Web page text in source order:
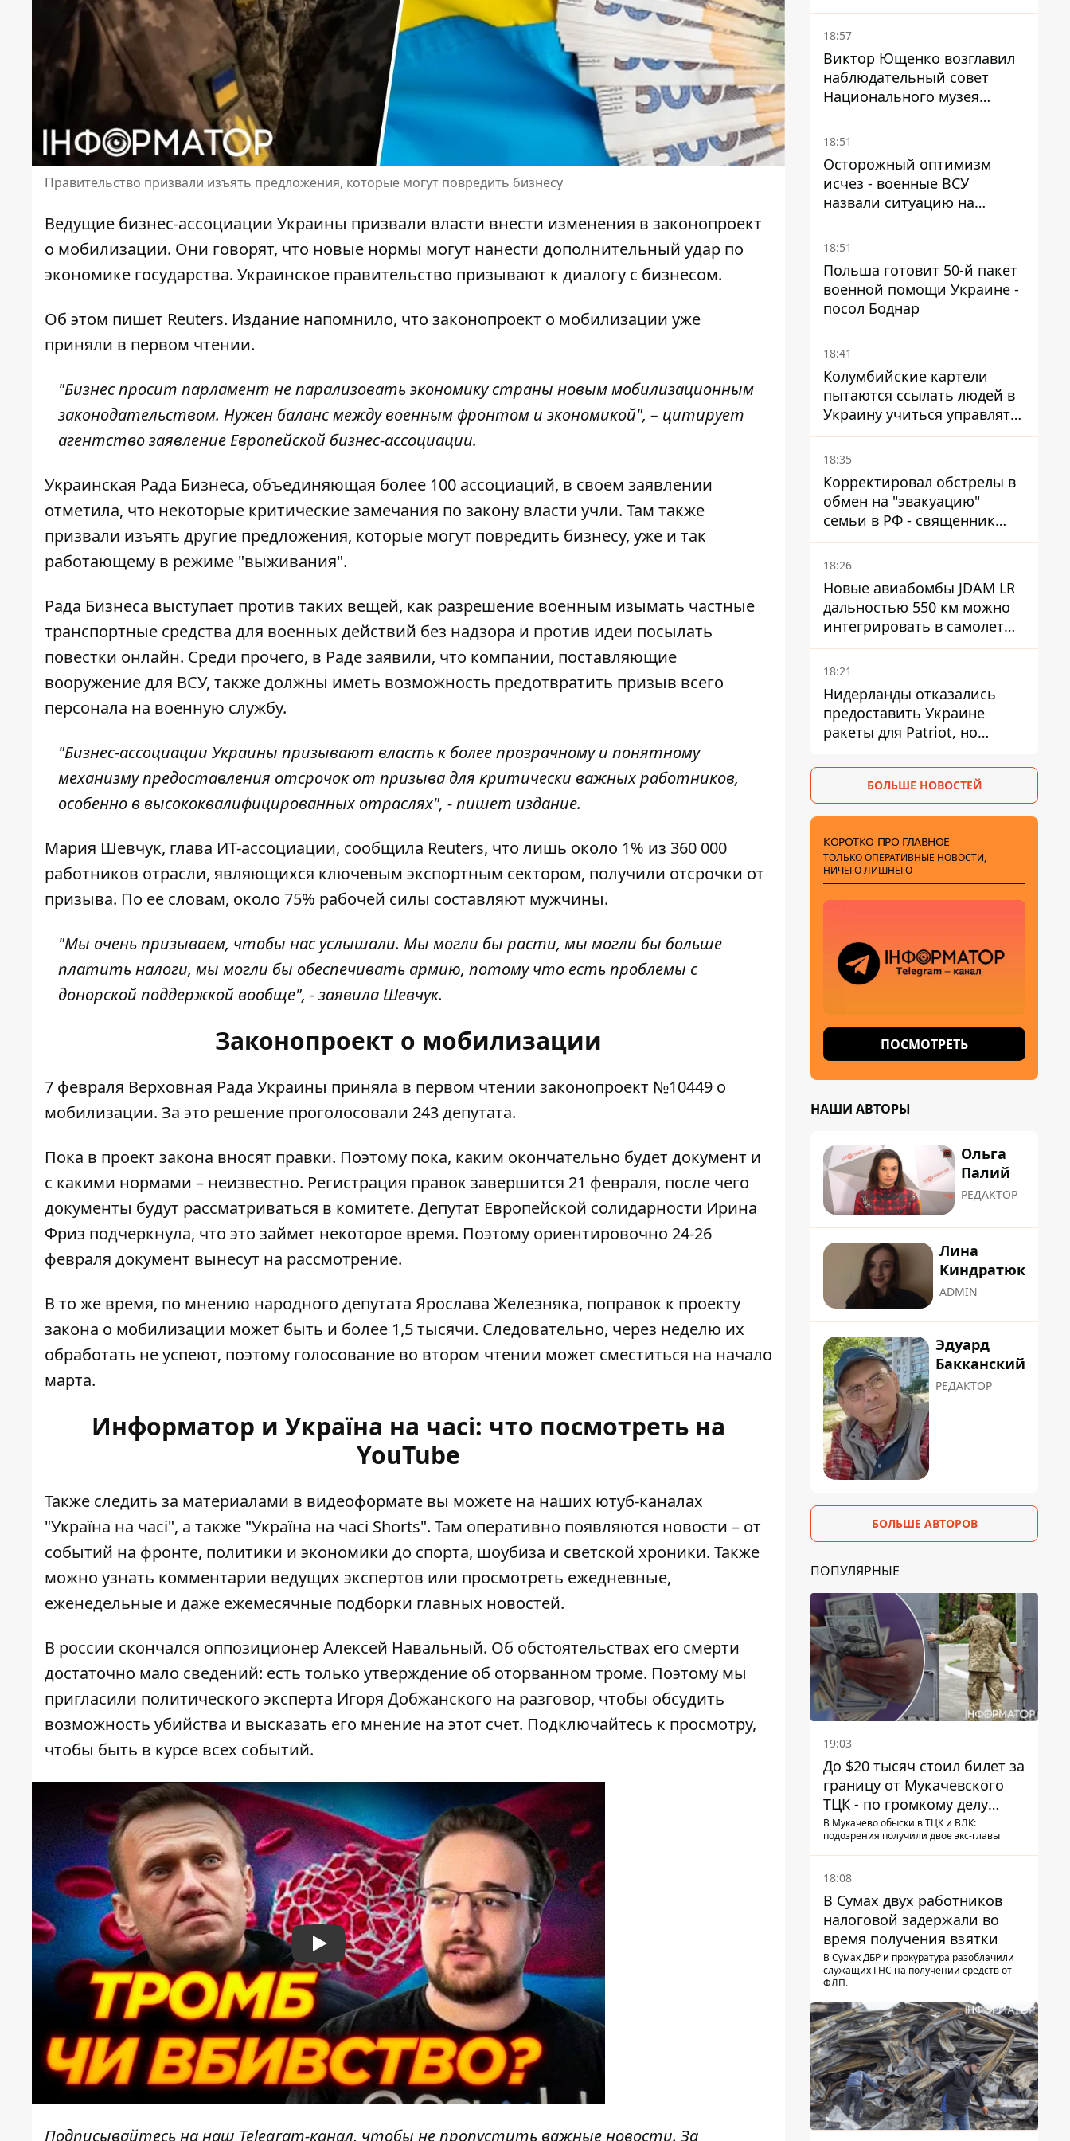
Правительство призвали изъять предложения, которые могут повредить бизнесу
Ведущие бизнес-ассоциации Украины призвали власти внести изменения в законопроект
о мобилизации. Они говорят, что новые нормы могут нанести дополнительный удар по
экономике государства. Украинское правительство призывают к диалогу с бизнесом.
Об этом пишет Reuters. Издание напомнило, что законопроект о мобилизации уже
приняли в первом чтении.
"Бизнес просит парламент не парализовать экономику страны новым мобилизационным
законодательством. Нужен баланс между военным фронтом и экономикой", – цитирует
агентство заявление Европейской бизнес-ассоциации.
Украинская Рада Бизнеса, объединяющая более 100 ассоциаций, в своем заявлении
отметила, что некоторые критические замечания по закону власти учли. Там также
призвали изъять другие предложения, которые могут повредить бизнесу, уже и так
работающему в режиме "выживания".
Рада Бизнеса выступает против таких вещей, как разрешение военным изымать частные
транспортные средства для военных действий без надзора и против идеи посылать
повестки онлайн. Среди прочего, в Раде заявили, что компании, поставляющие
вооружение для ВСУ, также должны иметь возможность предотвратить призыв всего
персонала на военную службу.
"Бизнес-ассоциации Украины призывают власть к более прозрачному и понятному
механизму предоставления отсрочок от призыва для критически важных работников,
особенно в высококвалифицированных отраслях", - пишет издание.
Мария Шевчук, глава ИТ-ассоциации, сообщила Reuters, что лишь около 1% из 360 000
работников отрасли, являющихся ключевым экспортным сектором, получили отсрочки от
призыва. По ее словам, около 75% рабочей силы составляют мужчины.
"Мы очень призываем, чтобы нас услышали. Мы могли бы расти, мы могли бы больше
платить налоги, мы могли бы обеспечивать армию, потому что есть проблемы с
донорской поддержкой вообще", - заявила Шевчук.
Законопроект о мобилизации
7 февраля Верховная Рада Украины приняла в первом чтении законопроект №10449 о
мобилизации. За это решение проголосовали 243 депутата.
Пока в проект закона вносят правки. Поэтому пока, каким окончательно будет документ и
с какими нормами – неизвестно. Регистрация правок завершится 21 февраля, после чего
документы будут рассматриваться в комитете. Депутат Европейской солидарности Ирина
Фриз подчеркнула, что это займет некоторое время. Поэтому ориентировочно 24-26
февраля документ вынесут на рассмотрение.
В то же время, по мнению народного депутата Ярослава Железняка, поправок к проекту
закона о мобилизации может быть и более 1,5 тысячи. Следовательно, через неделю их
обработать не успеют, поэтому голосование во втором чтении может сместиться на начало
марта.
Информатор и Україна на часі: что посмотреть на
YouTube
Также следить за материалами в видеоформате вы можете на наших ютуб-каналах
"Україна на часі", а также "Україна на часі Shorts". Там оперативно появляются новости – от
событий на фронте, политики и экономики до спорта, шоубиза и светской хроники. Также
можно узнать комментарии ведущих экспертов или просмотреть ежедневные,
еженедельные и даже ежемесячные подборки главных новостей.
В россии скончался оппозиционер Алексей Навальный. Об обстоятельствах его смерти
достаточно мало сведений: есть только утверждение об оторванном троме. Поэтому мы
пригласили политического эксперта Игоря Добжанского на разговор, чтобы обсудить
возможность убийства и высказать его мнение на этот счет. Подключайтесь к просмотру,
чтобы быть в курсе всех событий.
Play
Подписывайтесь на наш Telegram-канал, чтобы не пропустить важные новости. За
первые подозрения
получили двое бывших
18:57
Виктор Ющенко возглавил
наблюдательный совет
Национального музея
Голодомора-геноцида – что
известно о должности
18:51
Осторожный оптимизм
исчез - военные ВСУ
назвали ситуацию на
фронте более сложной - Bild
18:51
Польша готовит 50-й пакет
военной помощи Украине -
посол Боднар
18:41
Колумбийские картели
пытаются ссылать людей в
Украину учиться управлять
дронами - FT
18:35
Корректировал обстрелы в
обмен на "эвакуацию"
семьи в РФ - священник
УПЦ МП получил 15 лет
тюрьмы
18:26
Новые авиабомбы JDAM LR
дальностью 550 км можно
интегрировать в самолеты
ВСУ, но есть нюансы.
18:21
Нидерланды отказались
предоставить Украине
ракеты для Patriot, но
БОЛЬШЕ НОВОСТЕЙ
КОРОТКО ПРО ГЛАВНОЕ
ТОЛЬКО ОПЕРАТИВНЫЕ НОВОСТИ,
НИЧЕГО ЛИШНЕГО
ПОСМОТРЕТЬ
НАШИ АВТОРЫ
Ольга
Палий
РЕДАКТОР
Лина
Киндратюк
ADMIN
Эдуард
Бакканский
РЕДАКТОР
БОЛЬШЕ АВТОРОВ
ПОПУЛЯРНЫЕ
19:03
До $20 тысяч стоил билет за
границу от Мукачевского
ТЦК - по громкому делу
первые подозрения
получили двое бывших
руководителей
В Мукачево обыски в ТЦК и ВЛК:
подозрения получили двое экс-главы
18:08
В Сумах двух работников
налоговой задержали во
время получения взятки
В Сумах ДБР и прокуратура разоблачили
служащих ГНС на получении средств от
ФЛП.